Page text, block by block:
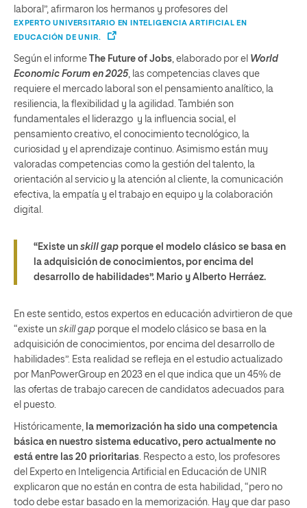
laboral”, afirmaron los hermanos y profesores del
EXPERTO UNIVERSITARIO EN INTELIGENCIA ARTIFICIAL EN
EDUCACIÓN DE UNIR.
Según el informe The Future of Jobs , elaborado por el World
Economic Forum en 2025 , las competencias claves que
requiere el mercado laboral son el pensamiento analítico, la
resiliencia, la flexibilidad y la agilidad. También son
fundamentales el liderazgo y la influencia social, el
pensamiento creativo, el conocimiento tecnológico, la
curiosidad y el aprendizaje continuo. Asimismo están muy
valoradas competencias como la gestión del talento, la
orientación al servicio y la atención al cliente, la comunicación
efectiva, la empatía y el trabajo en equipo y la colaboración
digital.
“Existe un skill gap porque el modelo clásico se basa en
la adquisición de conocimientos, por encima del
desarrollo de habilidades”. Mario y Alberto Herráez.
En este sentido, estos expertos en educación advirtieron de que
“existe un skill gap porque el modelo clásico se basa en la
adquisición de conocimientos, por encima del desarrollo de
habilidades”. Esta realidad se refleja en el estudio actualizado
por ManPowerGroup en 2023 en el que indica que un 45% de
las ofertas de trabajo carecen de candidatos adecuados para
el puesto.
Históricamente,
la memorización ha sido una competencia
básica en nuestro sistema educativo, pero actualmente no
está entre las 20 prioritarias . Respecto a esto, los profesores
del Experto en Inteligencia Artificial en Educación de UNIR
explicaron que no están en contra de esta habilidad, “pero no
todo debe estar basado en la memorización. Hay que dar paso